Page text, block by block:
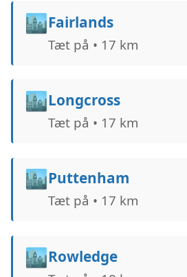
🏙️Fairlands
Tæt på • 17 km
🏙️Longcross
Tæt på • 17 km
🏙️Puttenham
Tæt på • 17 km
🏙️Rowledge